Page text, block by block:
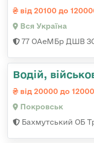
від 20100 до
Вся Україна
77 ОАеМБр ДШВ
Водій,
від 20000 до
Покровськ
Бахмутський ОБ